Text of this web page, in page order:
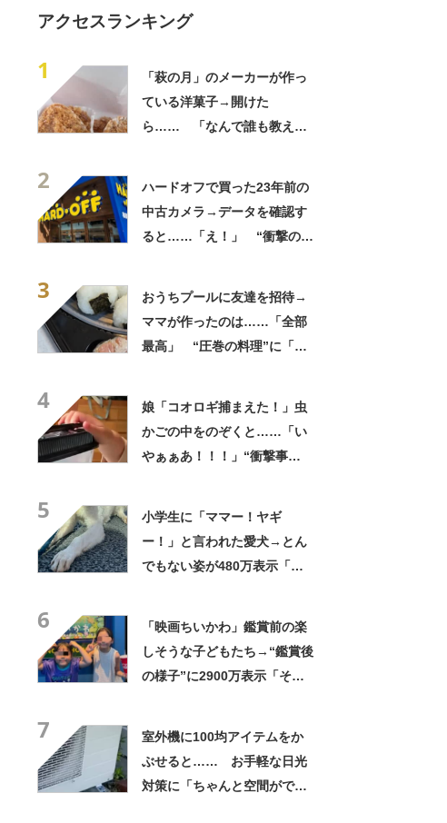
アクセスランキング
1
「萩の月」のメーカーが作っ
ている洋菓子→開けた
ら…… 「なんで誰も教えて
2
ハードオフで買った23年前の
中古カメラ→データを確認す
ると……「え！」 “衝撃の中
3
おうちプールに友達を招待→
ママが作ったのは……「全部
最高」 “圧巻の料理”に「う
4
娘「コオロギ捕まえた！」虫
かごの中をのぞくと……「い
やぁぁあ！！！」“衝撃事
5
小学生に「ママー！ヤギ
ー！」と言われた愛犬→とん
でもない姿が480万表示「ど
6
「映画ちいかわ」鑑賞前の楽
しそうな子どもたち→“鑑賞後
の様子”に2900万表示「そう
7
室外機に100均アイテムをか
ぶせると…… お手軽な日光
対策に「ちゃんと空間ができ